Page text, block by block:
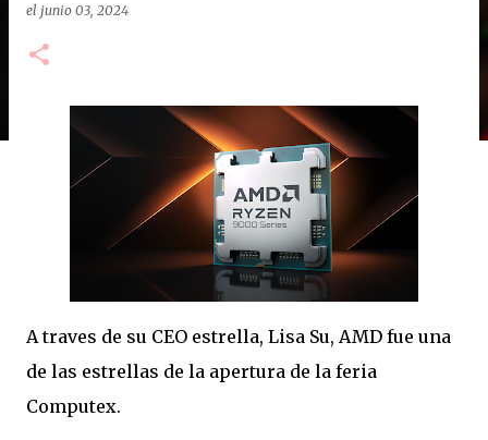
el junio 03, 2024
A traves de su CEO estrella, Lisa Su, AMD fue una
de las estrellas de la apertura de la feria
Computex.